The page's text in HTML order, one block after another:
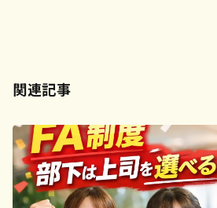
関連記事